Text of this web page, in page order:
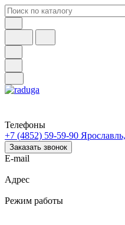
Телефоны
+7 (4852) 59-59-90
Заказать звонок
E-mail
Адрес
Режим работы